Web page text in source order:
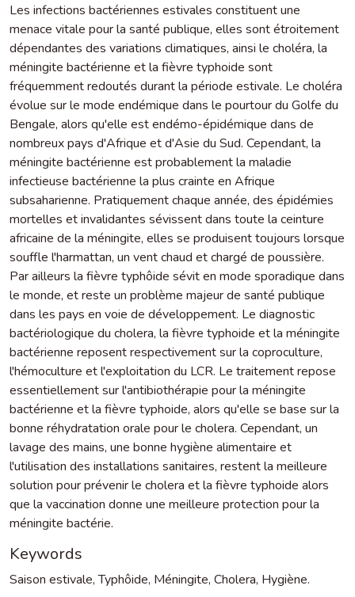
Les infections bactériennes estivales constituent une
menace vitale pour la santé publique, elles sont étroitement
dépendantes des variations climatiques, ainsi le choléra, la
méningite bactérienne et la fièvre typhoide sont
fréquemment redoutés durant la période estivale. Le choléra
évolue sur le mode endémique dans le pourtour du Golfe du
Bengale, alors qu'elle est endémo-épidémique dans de
nombreux pays d'Afrique et d'Asie du Sud. Cependant, la
méningite bactérienne est probablement la maladie
infectieuse bactérienne la plus crainte en Afrique
subsaharienne. Pratiquement chaque année, des épidémies
mortelles et invalidantes sévissent dans toute la ceinture
africaine de la méningite, elles se produisent toujours lorsque
souffle l'harmattan, un vent chaud et chargé de poussière.
Par ailleurs la fièvre typhôide sévit en mode sporadique dans
le monde, et reste un problème majeur de santé publique
dans les pays en voie de développement. Le diagnostic
bactériologique du cholera, la fièvre typhoide et la méningite
bactérienne reposent respectivement sur la coproculture,
l'hémoculture et l'exploitation du LCR. Le traitement repose
essentiellement sur l'antibiothérapie pour la méningite
bactérienne et la fièvre typhoide, alors qu'elle se base sur la
bonne réhydratation orale pour le cholera. Cependant, un
lavage des mains, une bonne hygiène alimentaire et
l'utilisation des installations sanitaires, restent la meilleure
solution pour prévenir le cholera et la fièvre typhoide alors
que la vaccination donne une meilleure protection pour la
méningite bactérie.
Keywords
Saison estivale,Typhôide, Méningite, Cholera, Hygiène.